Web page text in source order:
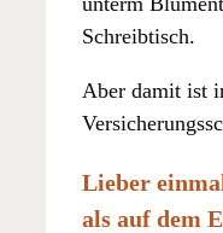
Schreibtisch.
Aber damit ist
Lieber
als auf dem